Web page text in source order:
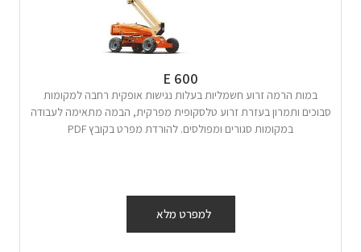
E 600
במות הרמה זרוע חשמליות בעלות נגישות אופקית רחבה למקומות
סבוכים ותמרון בעזרת זרוע טלסקופית מפרקית, הבמה מתאימה לעבודה
במקומות סגורים ומפולסים. להורדת מפרט בקובץ PDF
למפרט מלא